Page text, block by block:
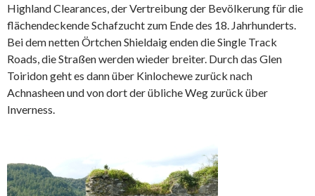
Highland Clearances, der Vertreibung der Bevölkerung für die
flächendeckende Schafzucht zum Ende des 18. Jahrhunderts.
Bei dem netten Örtchen Shieldaig enden die Single Track
Roads, die Straßen werden wieder breiter. Durch das Glen
Toiridon geht es dann über Kinlochewe zurück nach
Achnasheen und von dort der übliche Weg zurück über
Inverness.